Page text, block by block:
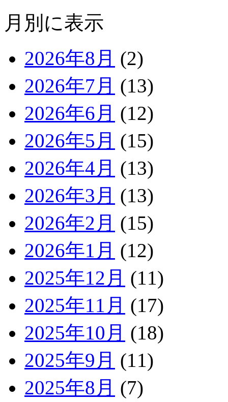
月別に表示
2026年8月 (2)
2026年7月 (13)
2026年6月 (12)
2026年5月 (15)
2026年4月 (13)
2026年3月 (13)
2026年2月 (15)
2026年1月 (12)
2025年12月 (11)
2025年11月 (17)
2025年10月 (18)
2025年9月 (11)
2025年8月 (7)